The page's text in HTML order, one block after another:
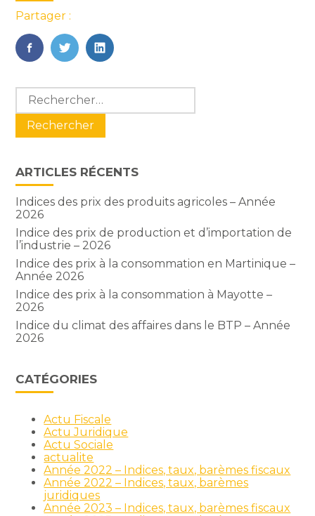
Partager :
FaceBook
TwitterLinkedIn
Blog
sidebar
Rechercher :
ARTICLES RÉCENTS
Indices des prix des produits agricoles – Année
2026
Indice des prix de production et d’importation de
l’industrie – 2026
Indice des prix à la consommation en Martinique –
Année 2026
Indice des prix à la consommation à Mayotte –
2026
Indice du climat des affaires dans le BTP – Année
2026
CATÉGORIES
Actu Fiscale
Actu Juridique
Actu Sociale
actualite
Année 2022 – Indices, taux, barèmes fiscaux
Année 2022 – Indices, taux, barèmes
juridiques
Année 2023 – Indices, taux, barèmes fiscaux